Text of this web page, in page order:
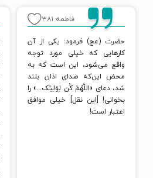
فاطمه ۳۸۱
حضرت (عج) فرمود: یکی از آن
کارهایی که خیلی مورد توجه
واقع می‌شود، این است که به
محض این‌که صدای اذان بلند
شد، دعای «اللَّهُمَّ کُن لِوَلِیَّک...» را
بخوانی! [این نقل] خیلی موافق
اعتبار است!